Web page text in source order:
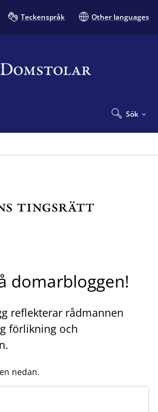
Teckenspråk Other languages
Sök
domarbloggen!
reflekterar rådmannen
förlikning och
nedan.